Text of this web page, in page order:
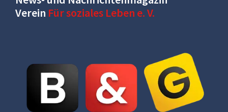
Verein Für soziales Leben e. V.